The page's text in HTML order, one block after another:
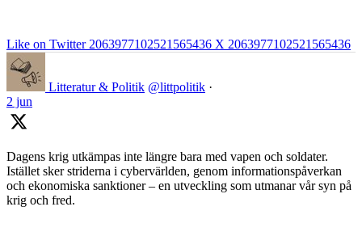
Like on Twitter 2063977102521565436 X 2063977102521565436
Litteratur & Politik @littpolitik ·
2 jun
Dagens krig utkämpas inte längre bara med vapen och soldater.
Istället sker striderna i cybervärlden, genom informationspåverkan
och ekonomiska sanktioner – en utveckling som utmanar vår syn på
krig och fred.